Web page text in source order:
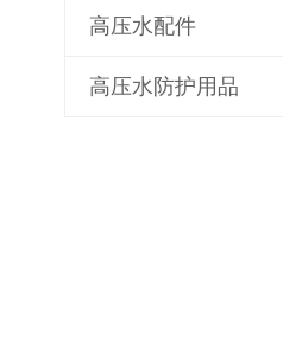
高压水配件
高压水防护用品